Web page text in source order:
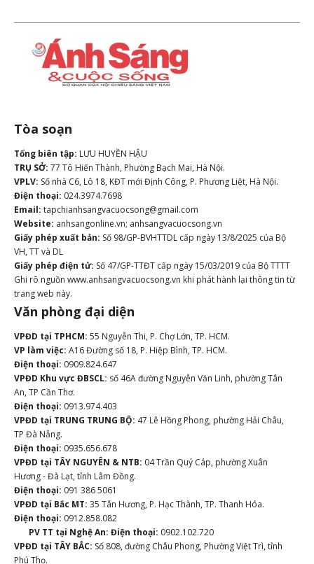
Tòa soạn
Tổng biên tập: LƯU HUYỀN HẬU
TRỤ SỞ: 77 Tô Hiến Thành, Phường Bạch Mai, Hà Nội.
VPLV: Số nhà C6, Lô 18, KĐT mới Định Công, P. Phương Liệt, Hà Nội.
Điện thoại: 024.3974.7698
Email: tapchianhsangvacuocsong@gmail.com
Website: anhsangonline.vn; anhsangvacuocsong.vn
Giấy phép xuất bản: Số 98/GP-BVHTTDL cấp ngày 13/8/2025 của Bộ
VH, TT và DL
Giấy phép điện tử: Số 47/GP-TTĐT cấp ngày 15/03/2019 của Bộ TTTT
Ghi rõ nguồn www.anhsangvacuocsong.vn khi phát hành lại thông tin từ
trang web này.
Văn phòng đại diện
VPĐD tại TPHCM: 55 Nguyễn Thi, P. Chợ Lớn, TP. HCM.
VP làm việc: A16 Đường số 18, P. Hiệp Bình, TP. HCM.
Điện thoại: 0909.824.647
VPĐD Khu vực ĐBSCL: số 46A đường Nguyễn Văn Linh, phường Tân
An, TP Cần Thơ.
Điện thoại: 0913.974.403
VPĐD tại TRUNG TRUNG BỘ: 47 Lê Hồng Phong, phường Hải Châu,
TP Đà Nẵng.
Điện thoại: 0935.656.678
VPĐD tại TÂY NGUYÊN & NTB: 04 Trần Quý Cáp, phường Xuân
Hương - Đà Lạt, tỉnh Lâm Đồng.
Điện thoại: 091 386 5061
VPĐD tại Bắc MT: 35 Tân Hương, P. Hạc Thành, TP. Thanh Hóa.
Điện thoại: 0912.858.082
PV TT tại Nghệ An: Điện thoại: 0902.102.720
VPĐD tại TÂY BẮC: Số 808, đường Châu Phong, Phường Việt Trì, tỉnh
Phú Thọ.